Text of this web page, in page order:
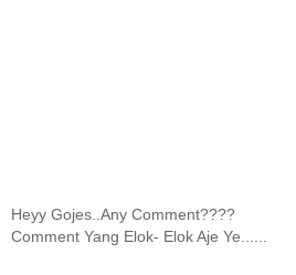
Heyy Gojes..Any Comment????
Comment Yang Elok- Elok Aje Ye......